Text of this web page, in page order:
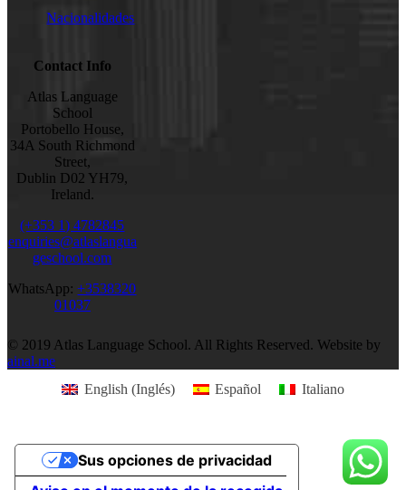
Nacionalidades
Contact Info
Atlas Language
School
Portobello House,
34A South Richmond
Street,
Dublin D02 YH79,
Ireland.
(+353 1) 4782845
enquiries@atlaslangua
geschool.com
WhatsApp:+3538320
01037
© 2019 Atlas Language School. All Rights Reserved. Website by
ainal.me
English (Inglés) Español Italiano
Sus opciones de privacidad